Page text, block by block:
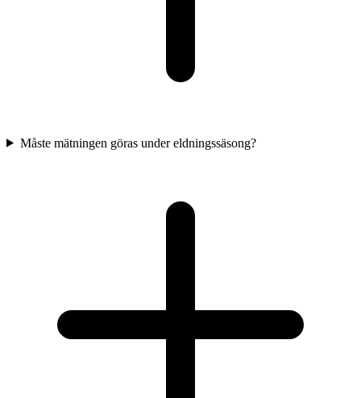
Måste mätningen göras under eldningssäsong?